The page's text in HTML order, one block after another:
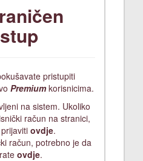
pristupiti
Premiumkorisnicima.
na sistem. Ukoliko
račun na stranici,
ovdje.
račun, potrebno je da
ovdje.